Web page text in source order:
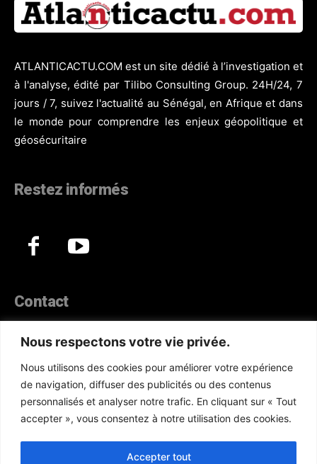
Nous respectons votre vie privée.
Nous utilisons des cookies pour améliorer votre expérience
de navigation, diffuser des publicités ou des contenus
personnalisés et analyser notre trafic. En cliquant sur « Tout
accepter », vous consentez à notre utilisation des cookies.
Accepter tout
ATLANTICACTU.COM est un site dédié à l’investigation et
à l'analyse, édité par Tilibo Consulting Group. 24H/24, 7
jours / 7, suivez l'actualité au Sénégal, en Afrique et dans
le monde pour comprendre les enjeux géopolitique et
géosécuritaire
Restez informés
Contact
Téléphone :(+221) 70 330 86 87‬
WhatsApp : (+33) 6 52 17 85 46
E-mail : redaction@atlanticactu.com
E-mail : commercial@atlanticactu.com
Nous écrire Qui sommes-nous ?